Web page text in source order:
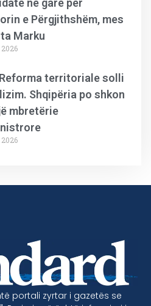
në garë për
e Përgjithshëm, mes
Marku
territoriale solli
Shqipëria po shkon
mbretërie
portali zyrtar i gazetës se